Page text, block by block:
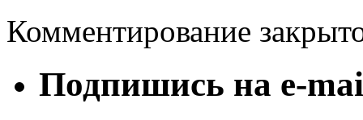
Комментирование
Подпишись на e-